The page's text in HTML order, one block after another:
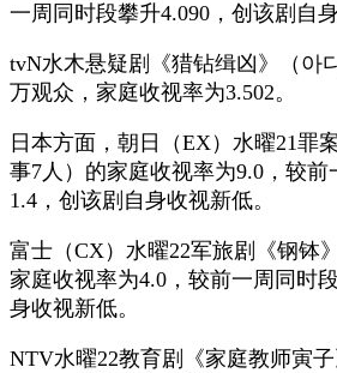
一周同时段攀升4.090，创该剧自
tvN水木悬疑剧《猎钻缉凶》（아
万观众，家庭收视率为3.502。
日本方面，朝日（EX）水曜21罪
事7人）的家庭收视率为9.0，较前
1.4，创该剧自身收视新低。
富士（CX）水曜22军旅剧《钢钵
家庭收视率为4.0，较前一周同时
身收视新低。
NTV水曜22教育剧《家庭教师寅